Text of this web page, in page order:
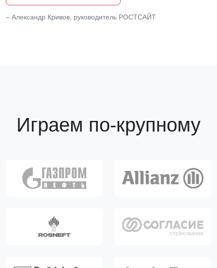
– Александр Кривов, руководитель РОСТСАЙТ
Играем по-крупному